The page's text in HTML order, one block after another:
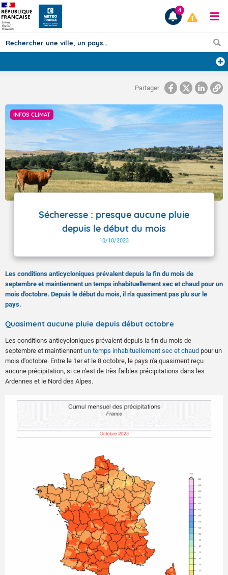
Prévisions
TOUS LES RÉSULTATS
Articles
4
Partager
INFOS CLIMAT
Sécheresse : presque aucune pluie
depuis le début du mois
10/10/2023
Les conditions anticycloniques prévalent depuis la fin du mois de
septembre et maintiennent un temps inhabituellement sec et chaud pour un
mois d'octobre. Depuis le début du mois, il n'a quasiment pas plu sur le
pays.
Quasiment aucune pluie depuis début octobre
Les conditions anticycloniques prévalent depuis la fin du mois de
septembre et maintiennent un temps inhabituellement sec et chaud pour un
mois d'octobre. Entre le 1er et le 8 octobre, le pays n'a quasiment reçu
aucune précipitation, si ce n'est de très faibles précipitations dans les
Ardennes et le Nord des Alpes.